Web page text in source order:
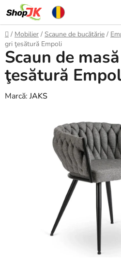
conținut
Acasă
/ Mobilier / Scaune de bucătărie /
gri ţesătură Empoli
Scaun de
ţesătură
Marcă:JAKS